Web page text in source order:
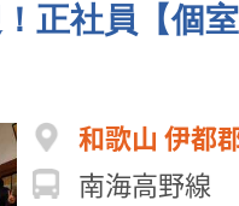
正社員【個
和歌山 伊都
南海高野線